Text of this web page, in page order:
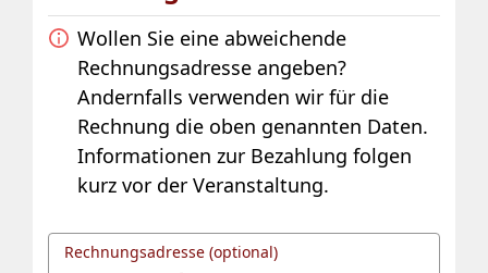
Wollen Sie eine abweichende
Rechnungsadresse angeben?
Andernfalls verwenden wir für die
Rechnung die oben genannten Daten.
Informationen zur Bezahlung folgen
kurz vor der Veranstaltung.
Rechnungsadresse (optional)